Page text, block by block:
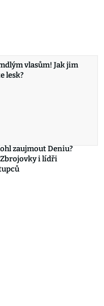
vlasům! Jak jim
lesk?
zaujmout Deniu?
Zbrojovky i lídři